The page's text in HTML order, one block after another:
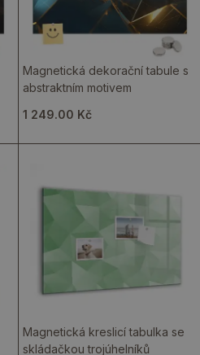
Magnetická dekorační tabule s
abstraktním motivem
1 249.00 Kč
Magnetická kreslicí tabulka se
skládačkou trojúhelníků